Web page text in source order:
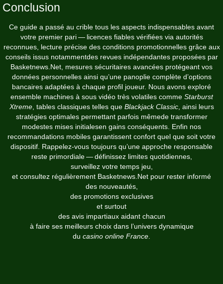
Conclusion
Ce guide a passé au crible tous les aspects indispensables avant
votre premier pari — licences fiables vérifiées via autorités
reconnues, lecture précise des conditions promotionnelles grâce aux
conseils issus notammentdes revues indépendantes proposées par
Basketnews.Net, mesures sécuritaires avancées protégeant vos
données personnelles ainsi qu’une panoplie complète d’options
bancaires adaptées à chaque profil joueur.​ Nous avons exploré
ensemble machines à sous vidéo très volatiles comme Starburst
Xtreme, tables classiques telles que Blackjack Classic, ainsi leurs
stratégies optimales permettant parfois mêmede transformer
modestes mises initiales​en gains conséquents.​ Enfin nos
recommandations mobiles garantissent confort quel que soit votre
dispositif.​ Rappelez‑vous toujours qu’une approche responsable
reste primordiale — définissez limites quotidiennes,
surveillez votre temps jeu,
et consultez régulièrement Basketnews.Net pour rester informé
des nouveautés,
des promotions exclusives
et surtout
des avis impartiaux aidant chacun
à faire ses meilleurs choix dans l’univers dynamique
du casino online France